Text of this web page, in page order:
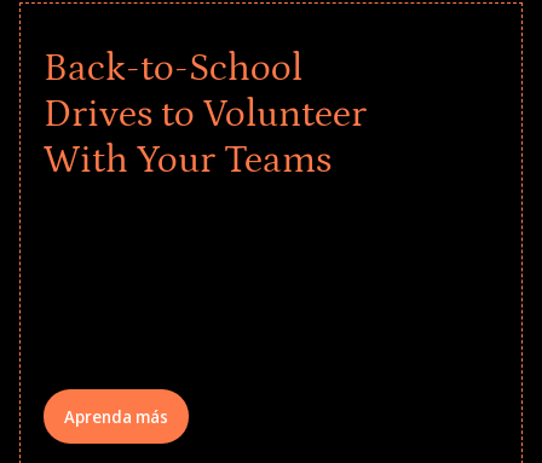
Back-to-School
Drives to Volunteer
With Your Teams
Aprenda más